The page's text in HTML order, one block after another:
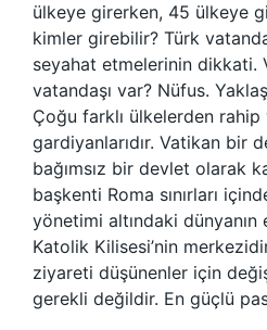
ülkeye girerken, 45 ülkeye
kimler girebilir? Türk
seyahat etmelerinin dikkati.
vatandaşı var? Nüfus.
Çoğu farklı ülkelerden
gardiyanlarıdır. Vatikan bir
bağımsız bir devlet olarak
başkenti Roma sınırları
yönetimi altındaki
Katolik Kilisesi’nin
ziyareti düşünenler için
gerekli değildir. En güçlü